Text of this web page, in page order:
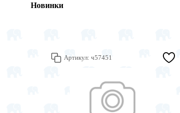
Новинки
Артикул: ч57451